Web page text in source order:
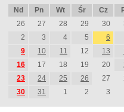
Nd Pn Wt Śr Cz
26
27 28 29 30
2
3 4 5 6
9
10 11 12 13
16
17 18 19 20
23
24 25 26 27
30
31 1 2 3